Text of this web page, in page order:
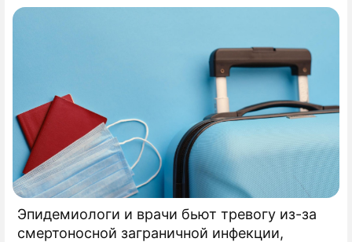
Эпидемиологи и врачи бьют тревогу из-за
смертоносной заграничной инфекции,